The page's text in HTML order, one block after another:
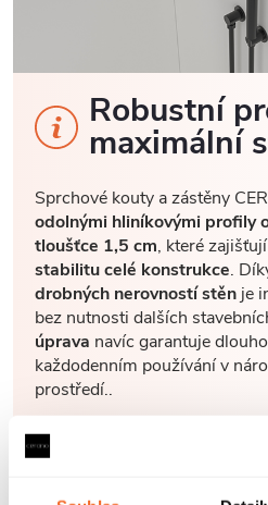
Robustní
maximální
Sprchové kouty a zástěny
odolnými hliníkovými profily
tloušťce 1,5 cm, které zajišťují
stabilitu celé konstrukce.
drobných nerovností stěnje
bez nutnosti dalších
úprava navíc garantuje
každodenním používání v
prostředí..